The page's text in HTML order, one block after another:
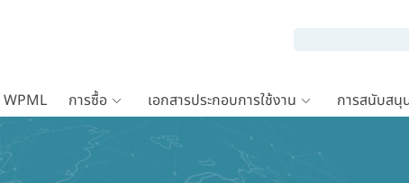
การซื้อ เอกสารประกอบการใช้งาน การสนับสนุ